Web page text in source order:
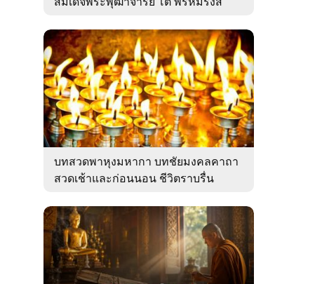
บทสวดพาหุงมหากา บทชัยมงคลคาถา
สวดเช้าและก่อนนอน ชีวิตราบรื่น